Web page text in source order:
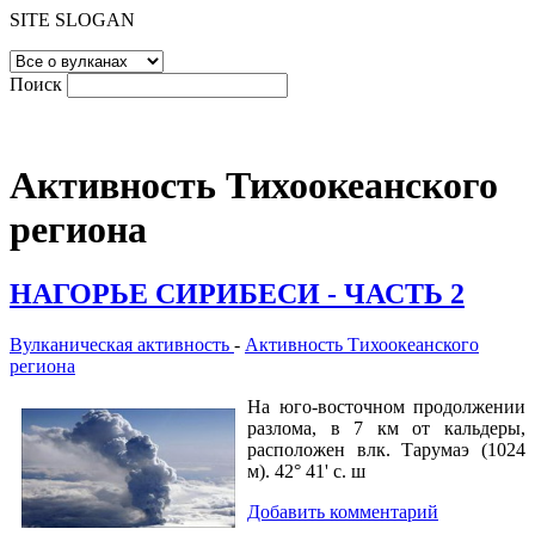
SITE SLOGAN
Поиск
Активность Тихоокеанского
региона
НАГОРЬЕ СИРИБЕСИ - ЧАСТЬ 2
Вулканическая активность - Активность Тихоокеанского
региона
На юго-восточном продолжении
разлома, в 7 км от кальдеры,
расположен влк. Тарумаэ (1024
м). 42° 41' с. ш
Добавить комментарий